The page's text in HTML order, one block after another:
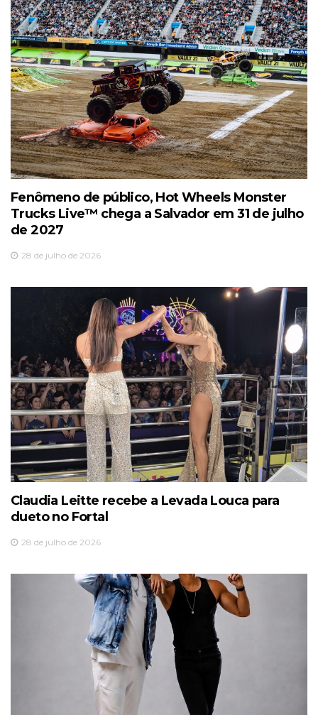
Fenômeno de público, Hot Wheels Monster
Trucks Live™️ chega a Salvador em 31 de julho
de 2027
28 de julho de 2026
Claudia Leitte recebe a Levada Louca para
dueto no Fortal
28 de julho de 2026